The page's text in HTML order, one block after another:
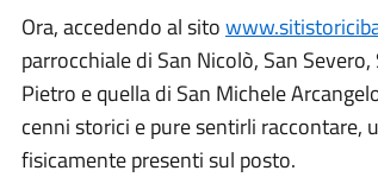
Ora, accedendo al sito
parrocchiale di San Nicolò, San
Pietro e quella di San Michele
cenni storici e pure sentirli raccontare,
fisicamente presenti sul posto.